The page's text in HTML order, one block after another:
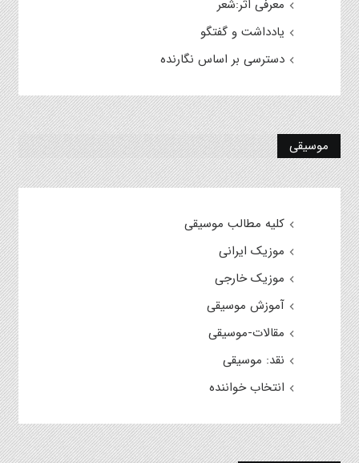
معرفی اثر:شعر
یادداشت و گفتگو
دسترسی بر اساس نگارنده
موسیقی
کلیه مطالب موسیقی
موزیک ایرانی
موزیک خارجی
آموزش موسیقی
مقالات-موسیقی
نقد: موسیقی
انتخاب خواننده